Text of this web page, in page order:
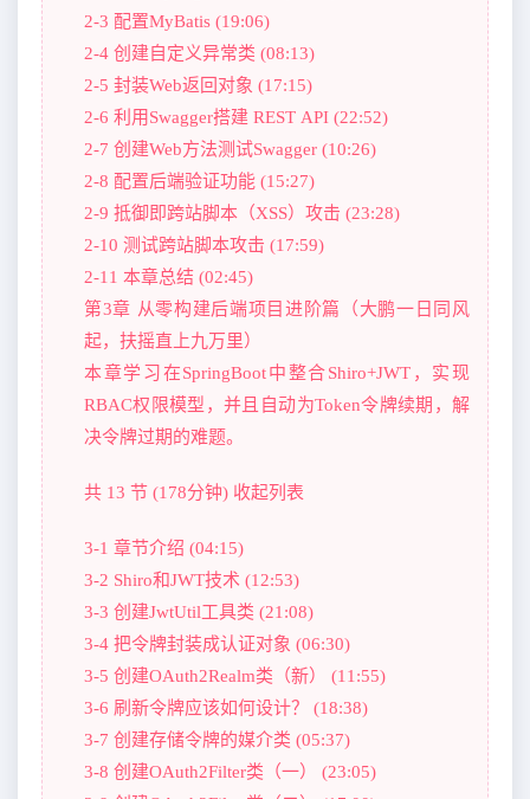
2-3 配置MyBatis (19:06)
2-4 创建自定义异常类 (08:13)
2-5 封装Web返回对象 (17:15)
2-6 利用Swagger搭建 REST API (22:52)
2-7 创建Web方法测试Swagger (10:26)
2-8 配置后端验证功能 (15:27)
2-9 抵御即跨站脚本（XSS）攻击 (23:28)
2-10 测试跨站脚本攻击 (17:59)
2-11 本章总结 (02:45)
第3章 从零构建后端项目进阶篇（大鹏一日同风
起，扶摇直上九万里）
本章学习在SpringBoot中整合Shiro+JWT，实现
RBAC权限模型，并且自动为Token令牌续期，解
决令牌过期的难题。
共 13 节 (178分钟) 收起列表
3-1 章节介绍 (04:15)
3-2 Shiro和JWT技术 (12:53)
3-3 创建JwtUtil工具类 (21:08)
3-4 把令牌封装成认证对象 (06:30)
3-5 创建OAuth2Realm类（新） (11:55)
3-6 刷新令牌应该如何设计？ (18:38)
3-7 创建存储令牌的媒介类 (05:37)
3-8 创建OAuth2Filter类（一） (23:05)